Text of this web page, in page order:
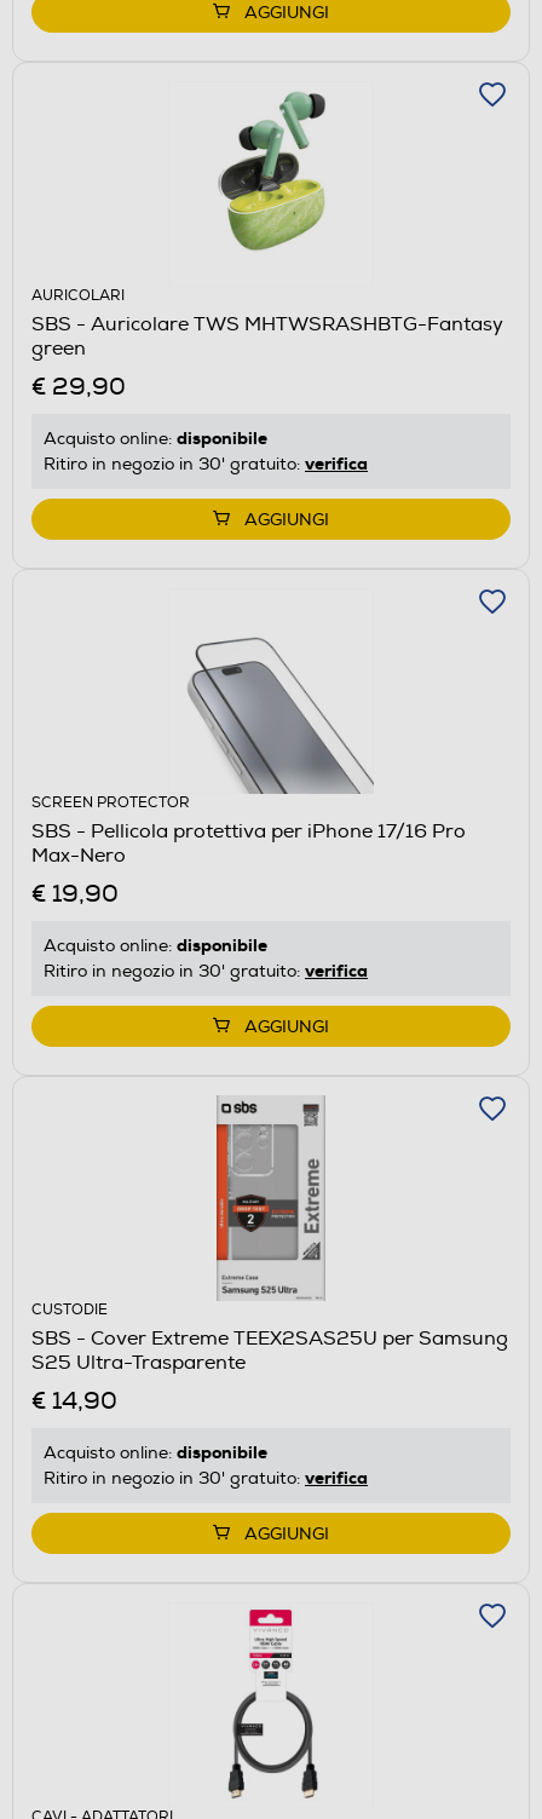
AGGIUNGI
AURICOLARI
SBS - Auricolare TWS MHTWSRASHBTG-Fantasy
green
€ 29,90
Acquisto online: disponibile
Ritiro in negozio in 30' gratuito: verifica
AGGIUNGI
SCREEN PROTECTOR
SBS - Pellicola protettiva per iPhone 17/16 Pro
Max-Nero
€ 19,90
Acquisto online: disponibile
Ritiro in negozio in 30' gratuito: verifica
AGGIUNGI
CUSTODIE
SBS - Cover Extreme TEEX2SAS25U per Samsung
S25 Ultra-Trasparente
€ 14,90
Acquisto online: disponibile
Ritiro in negozio in 30' gratuito: verifica
AGGIUNGI